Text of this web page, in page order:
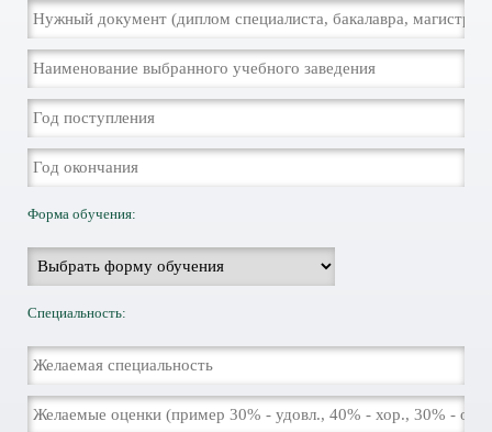
Форма обучения:
Специальность: